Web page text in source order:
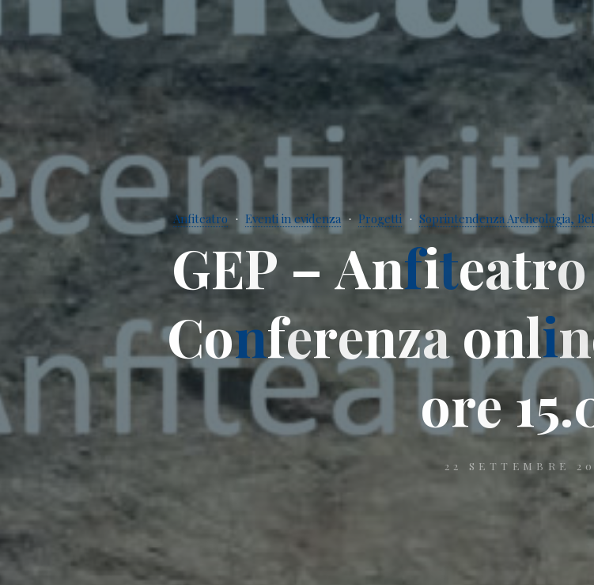
Anfiteatro Eventi in evidenza Progetti Soprintendenza Archeologia,
GEP – Anfiteatro
Conferenza onlin
ore15.
22 SETTEMBRE